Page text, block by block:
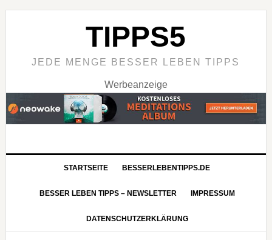
TIPPS5
JEDE MENGE BESSER LEBEN TIPPS
Werbeanzeige
STARTSEITE BESSERLEBENTIPPS.DE
BESSER LEBEN TIPPS – NEWSLETTER IMPRESSUM
DATENSCHUTZERKLÄRUNG